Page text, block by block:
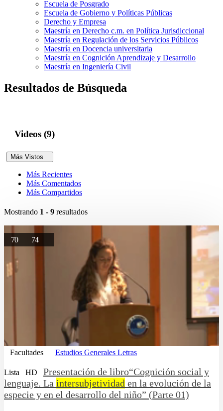
Escuela de Posgrado
Escuela de Gobierno y Políticas Públicas
Derecho y Empresa
Maestría en Derecho c.m. en Política Jurisdiccional
Maestría en Regulación de los Servicios Públicos
Maestría en Docencia universitaria
Maestría en Cognición Aprendizaje y Desarrollo
Maestría en Ingeniería Civil
Resultados de Búsqueda
Videos (9)
Más Vistos
Más Recientes
Más Comentados
Más Compartidos
Mostrando 1 - 9 resultados
70 74
Facultades Estudios Generales Letras
Lista HD
Presentación de libro“Cognición social y
lenguaje. La intersubjetividad en la evolución de la
especie y en el desarrollo del niño” (Parte 01)